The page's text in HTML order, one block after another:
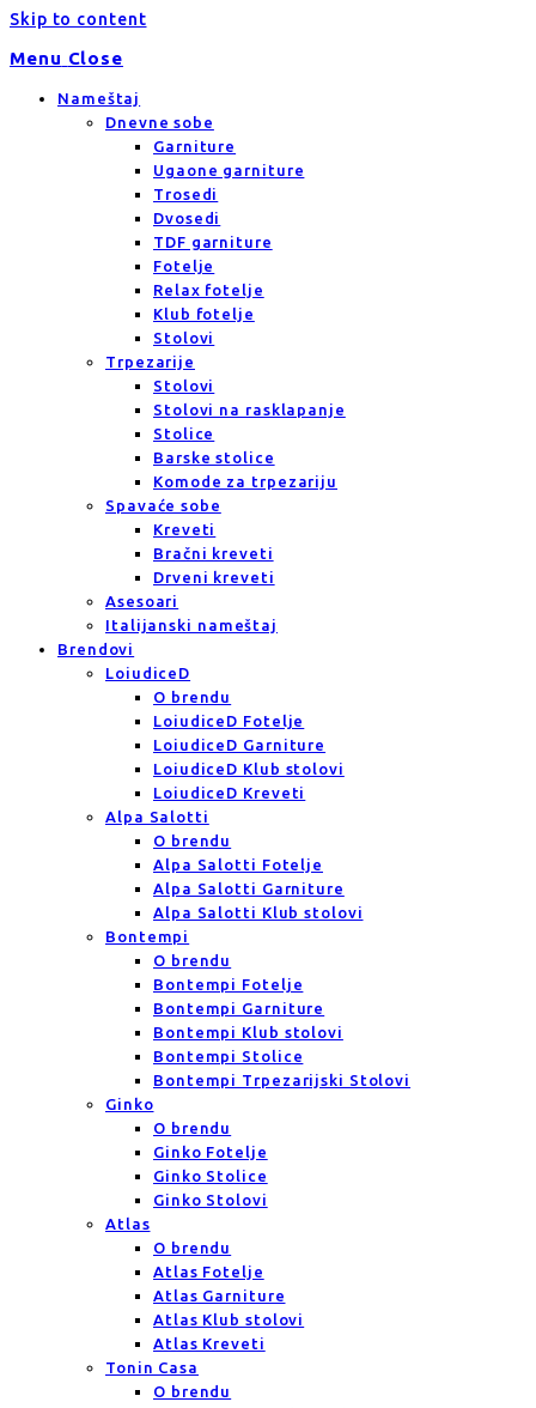
Skip to content
Menu Close
Nameštaj
Dnevne sobe
Garniture
Ugaone garniture
Trosedi
Dvosedi
TDF garniture
Fotelje
Relax fotelje
Klub fotelje
Stolovi
Trpezarije
Stolovi
Stolovi na rasklapanje
Stolice
Barske stolice
Komode za trpezariju
Spavaće sobe
Kreveti
Bračni kreveti
Drveni kreveti
Asesoari
Italijanski nameštaj
Brendovi
LoiudiceD
O brendu
LoiudiceD Fotelje
LoiudiceD Garniture
LoiudiceD Klub stolovi
LoiudiceD Kreveti
Alpa Salotti
O brendu
Alpa Salotti Fotelje
Alpa Salotti Garniture
Alpa Salotti Klub stolovi
Bontempi
O brendu
Bontempi Fotelje
Bontempi Garniture
Bontempi Klub stolovi
Bontempi Stolice
Bontempi Trpezarijski Stolovi
Ginko
O brendu
Ginko Fotelje
Ginko Stolice
Ginko Stolovi
Atlas
O brendu
Atlas Fotelje
Atlas Garniture
Atlas Klub stolovi
Atlas Kreveti
Tonin Casa
O brendu